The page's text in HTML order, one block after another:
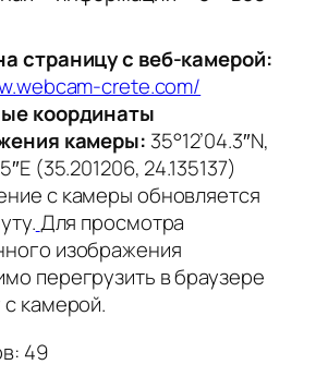
страницу с веб-камерой:
crete.com/
координаты
камеры: 35°12’04.3″N,
(35.201206, 24.135137)
с камеры обновляется
Для просмотра
изображения
перегрузить в браузере
камерой.
49